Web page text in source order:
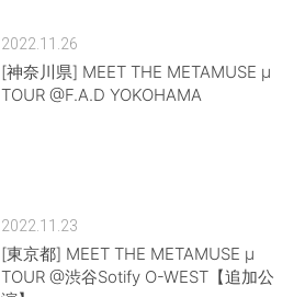
2022.11.26
[神奈川県] MEET THE METAMUSE μ
TOUR @F.A.D YOKOHAMA
2022.11.23
[東京都] MEET THE METAMUSE μ
TOUR @渋谷Sotify O-WEST【追加公